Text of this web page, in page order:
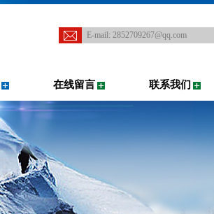
E-mail: 2852709267@qq.com
在线留言 联系我们